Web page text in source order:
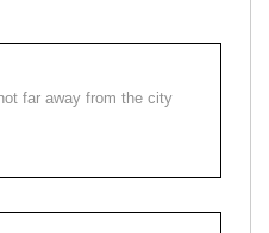
far away from the city